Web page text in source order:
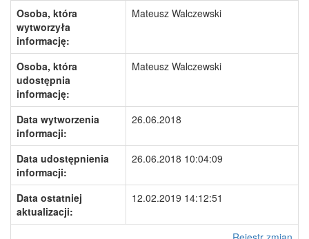
Osoba, która
wytworzyła
informację:
Mateusz Walczewski
Osoba, która
udostępnia
informację:
Mateusz Walczewski
Data wytworzenia
informacji:
26.06.2018
Data udostępnienia
informacji:
26.06.2018 10:04:09
Data ostatniej
aktualizacji:
12.02.2019 14:12:51